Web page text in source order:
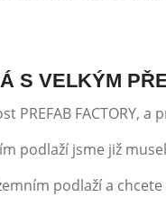
S VELKÝM
PREFAB
podlaží jsme již
podlaží a